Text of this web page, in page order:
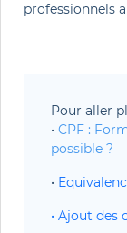
professionnels
Pour aller
• CPF :
possible ?
•
• Ajout des